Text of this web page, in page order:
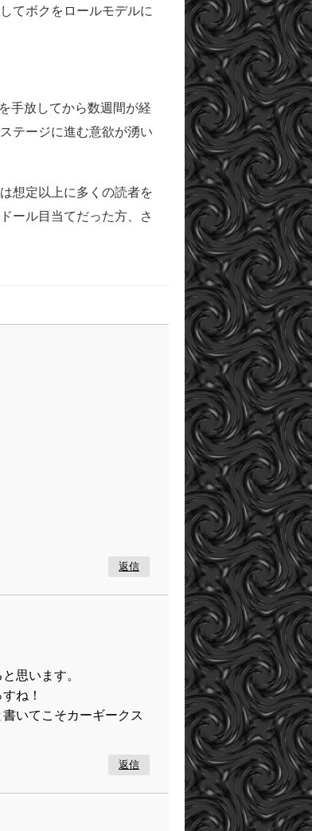
てボクをロールモデルに
手放してから数週間が経
テージに進む意欲が湧い
想定以上に多くの読者を
ール目当てだった方、さ
返信
思います。
ね！
いてこそカーギークス
返信